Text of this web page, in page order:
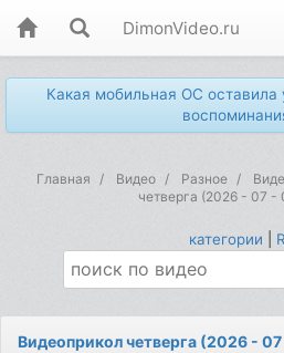
DimonVideo.ru
Какая мобильная ОС
Главная Видео Разное
четверга (2026 - 07
категории
Видеоприкол четверга (2026 -